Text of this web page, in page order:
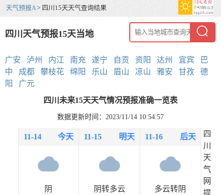
天气预报A> 四川15天天气查询结果
四川天气预报15天当地
广安 泸州 内江 南充 遂宁 自贡 资阳 达州 宜宾
巴
中
成都 攀枝花 绵阳 乐山 眉山 凉山 雅安 甘孜
德
阳
广元
四川未来15天天气情况预报准确一览表
数据更新时间：2023/11/14 10:54:57
11-14 今天
阴
11-15 明天
阴转多云
11-16 后天
多云转阴
四
川
天
气
网
提